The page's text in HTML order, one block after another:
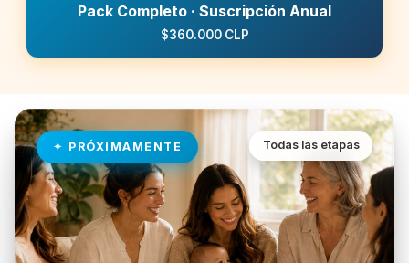
Pack Completo · Suscripción Anual
$360.000 CLP
PRÓXIMAMENTE Todas las etapas